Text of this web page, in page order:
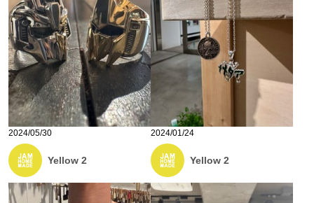
2024/05/30
Yellow 2
2024/01/24
Yellow 2